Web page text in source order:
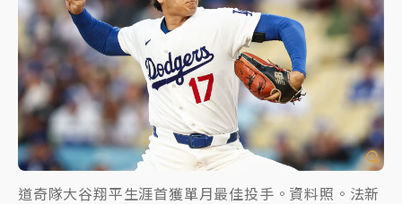
白海豚逼近！北市水門只出不進 未移置車輛最高罰
4800＋拖吊費
道奇隊大谷翔平生涯首獲單月最佳投手。資料照。法新